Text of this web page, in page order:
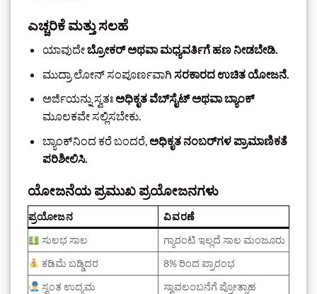
ಎಚ್ಚರಿಕೆ ಮತ್ತು ಸಲಹೆ
ಯಾವುದೇಬ್ರೋಕರ್ ಅಥವಾ ಮಧ್ಯವರ್ತಿಗೆ ಹಣ ನೀಡಬೇಡಿ.
ಮುದ್ರಾ ಲೋನ್ ಸಂಪೂರ್ಣವಾಗಿ ಸರಕಾರದ ಉಚಿತ ಯೋಜನೆ.
ಅರ್ಜಿಯನ್ನು ಸ್ವತಃಅಧಿಕೃತ ವೆಬ್‌ಸೈಟ್ ಅಥವಾ ಬ್ಯಾಂಕ್
ಮೂಲಕವೇ ಸಲ್ಲಿಸಬೇಕು.
ಬ್ಯಾಂಕ್‌ನಿಂದ ಕರೆ ಬಂದರೆ,ಅಧಿಕೃತ ನಂಬರ್‌ಗಳ ಪ್ರಾಮಾಣಿಕತೆ
ಪರಿಶೀಲಿಸಿ.
ಯೋಜನೆಯ ಪ್ರಮುಖ ಪ್ರಯೋಜನಗಳು
ಪ್ರಯೋಜನ
ವಿವರಣೆ
ಸುಲಭ ಸಾಲ
ಗ್ಯಾರಂಟಿ ಇಲ್ಲದೆ ಸಾಲ ಮಂಜೂರು
ಕಡಿಮೆ ಬಡ್ಡಿದರ
8% ರಿಂದ ಪ್ರಾರಂಭ
ಸ್ವಂತ ಉದ್ಯಮ
ಸ್ವಾವಲಂಬನೆಗೆ ಪ್ರೋತ್ಸಾಹ